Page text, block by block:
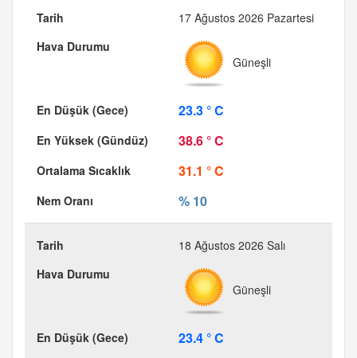
17 Ağustos 2026 Pazartesi
Güneşli
23.3 ° C
38.6 ° C
31.1 ° C
% 10
18 Ağustos 2026 Salı
Güneşli
23.4 ° C